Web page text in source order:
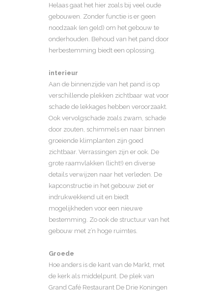
Helaas gaat het hier zoals bij veel oude
gebouwen. Zonder functie is er geen
noodzaak (en geld) om het gebouw te
onderhouden. Behoud van het pand door
herbestemming biedt een oplossing.
interieur
Aan de binnenzijde van het pand is op
verschillende plekken zichtbaar wat voor
schade de lekkages hebben veroorzaakt.
Ook vervolgschade zoals zwam, schade
door zouten, schimmels en naar binnen
groeiende klimplanten zijn goed
zichtbaar. Verrassingen zijn er ook. De
grote raamvlakken (licht!) en diverse
details verwijzen naar het verleden. De
kapconstructie in het gebouw ziet er
indrukwekkend uit en biedt
mogelijkheden voor een nieuwe
bestemming. Zo ook de structuur van het
gebouw met z’n hoge ruimtes.
Groede
Hoe anders is de kant van de Markt, met
de kerk als middelpunt. De plek van
Grand Café Restaurant De Drie Koningen